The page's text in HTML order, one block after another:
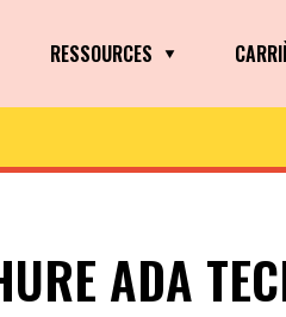
RESSOURCES
ADA